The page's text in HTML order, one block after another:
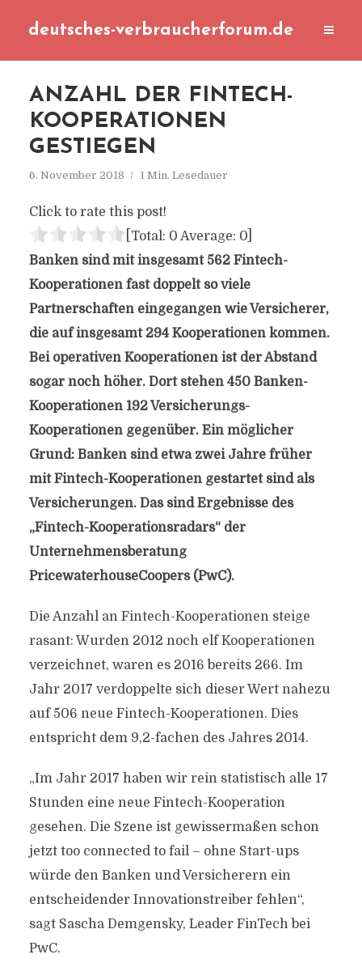
deutsches-verbraucherforum.de
ANZAHL DER FINTECH-
KOOPERATIONEN
GESTIEGEN
6. November 2018 1 Min. Lesedauer
Click to rate this post!
[Total: 0 Average: 0]
Banken sind mit insgesamt 562 Fintech-
Kooperationen fast doppelt so viele
Partnerschaften eingegangen wie Versicherer,
die auf insgesamt 294 Kooperationen kommen.
Bei operativen Kooperationen ist der Abstand
sogar noch höher. Dort stehen 450 Banken-
Kooperationen 192 Versicherungs-
Kooperationen gegenüber. Ein möglicher
Grund: Banken sind etwa zwei Jahre früher
mit Fintech-Kooperationen gestartet sind als
Versicherungen. Das sind Ergebnisse des
„Fintech-Kooperationsradars“ der
Unternehmensberatung
PricewaterhouseCoopers (PwC).
Die Anzahl an Fintech-Kooperationen steige
rasant: Wurden 2012 noch elf Kooperationen
verzeichnet, waren es 2016 bereits 266. Im
Jahr 2017 verdoppelte sich dieser Wert nahezu
auf 506 neue Fintech-Kooperationen. Dies
entspricht dem 9,2-fachen des Jahres 2014.
„Im Jahr 2017 haben wir rein statistisch alle 17
Stunden eine neue Fintech-Kooperation
gesehen. Die Szene ist gewissermaßen schon
jetzt too connected to fail – ohne Start-ups
würde den Banken und Versicherern ein
entscheidender Innovationstreiber fehlen“,
sagt Sascha Demgensky, Leader FinTech bei
PwC.